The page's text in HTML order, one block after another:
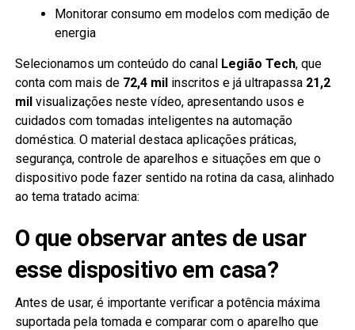
Monitorar consumo em modelos com medição de
energia
Selecionamos um conteúdo do canal Legião Tech, que
conta com mais de 72,4 milinscritos e já ultrapassa 21,2
milvisualizações neste vídeo, apresentando usos e
cuidados com tomadas inteligentes na automação
doméstica. O material destaca aplicações práticas,
segurança, controle de aparelhos e situações em que o
dispositivo pode fazer sentido na rotina da casa, alinhado
ao tema tratado acima:
O que observar antes de usar
esse dispositivo em casa?
Antes de usar, é importante verificar a potência máxima
suportada pela tomada e comparar com o aparelho que